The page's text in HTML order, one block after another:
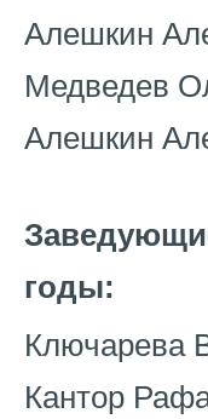
Алешкин
Медведев
Алешкин
годы:
Ключарева
Кантор